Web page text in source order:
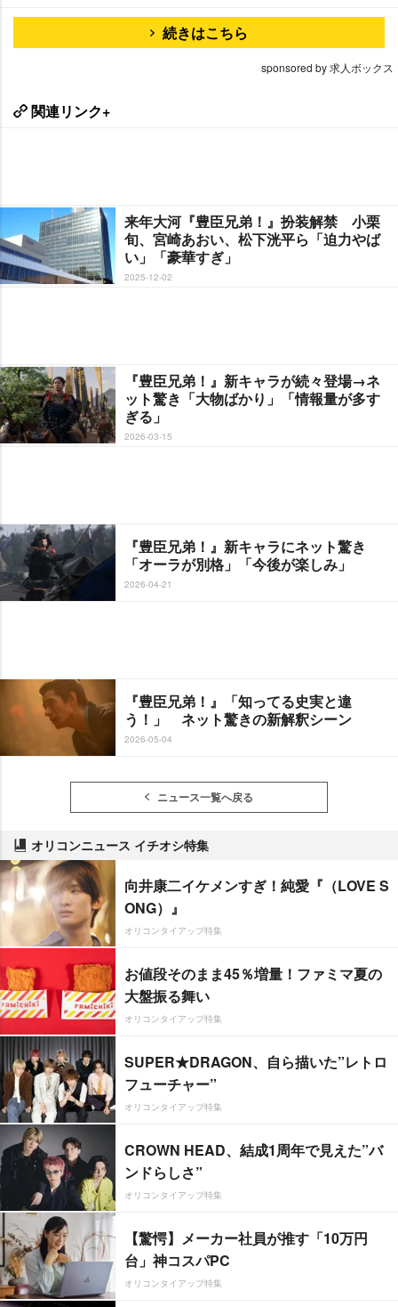
続きはこちら
sponsored by 求人ボックス
関連リンク+
来年大河『豊臣兄弟！』扮装解禁 小栗
旬、宮崎あおい、松下洸平ら「迫力やば
い」「豪華すぎ」
2025-12-02
『豊臣兄弟！』新キャラが続々登場→ネ
ット驚き「大物ばかり」「情報量が多す
ぎる」
2026-03-15
『豊臣兄弟！』新キャラにネット驚き
「オーラが別格」「今後が楽しみ」
2026-04-21
『豊臣兄弟！』「知ってる史実と違
う！」 ネット驚きの新解釈シーン
2026-05-04
ニュース一覧へ戻る
オリコンニュース イチオシ特集
向井康二イケメンすぎ！純愛『（LOVE S
ONG）』
オリコンタイアップ特集
お値段そのまま45％増量！ファミマ夏の
大盤振る舞い
オリコンタイアップ特集
SUPER★DRAGON、自ら描いた”レトロ
フューチャー”
オリコンタイアップ特集
CROWN HEAD、結成1周年で見えた”バ
ンドらしさ”
オリコンタイアップ特集
【驚愕】メーカー社員が推す「10万円
台」神コスパPC
オリコンタイアップ特集